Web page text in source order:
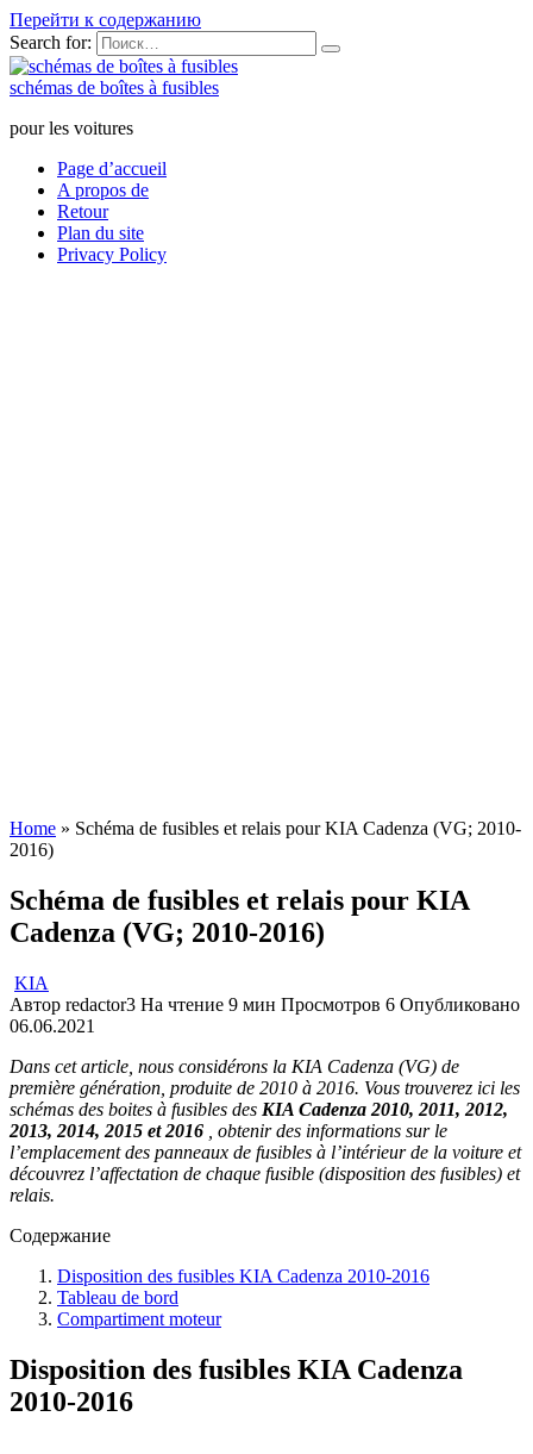
Перейти к содержанию
Search for:
schémas de boîtes à fusibles
pour les voitures
Page d’accueil
A propos de
Retour
Plan du site
Privacy Policy
Home » Schéma de fusibles et relais pour KIA Cadenza (VG; 2010-
2016)
Schéma de fusibles et relais pour KIA
Cadenza (VG; 2010-2016)
KIA
Автор redactor3 На чтение 9 мин Просмотров 6 Опубликовано
06.06.2021
Dans cet article, nous considérons la KIA Cadenza (VG) de
première génération, produite de 2010 à 2016. Vous trouverez ici les
schémas des boites à fusibles des KIA Cadenza 2010, 2011, 2012,
2013, 2014, 2015 et 2016 , obtenir des informations sur le
l’emplacement des panneaux de fusibles à l’intérieur de la voiture et
découvrez l’affectation de chaque fusible (disposition des fusibles) et
relais.
Содержание
Disposition des fusibles KIA Cadenza 2010-2016
Tableau de bord
Compartiment moteur
Disposition des fusibles KIA Cadenza
2010-2016